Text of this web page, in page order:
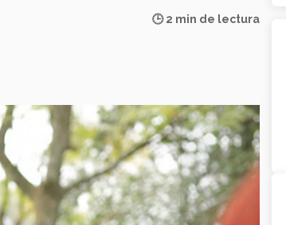
🕒 2 min de lectura